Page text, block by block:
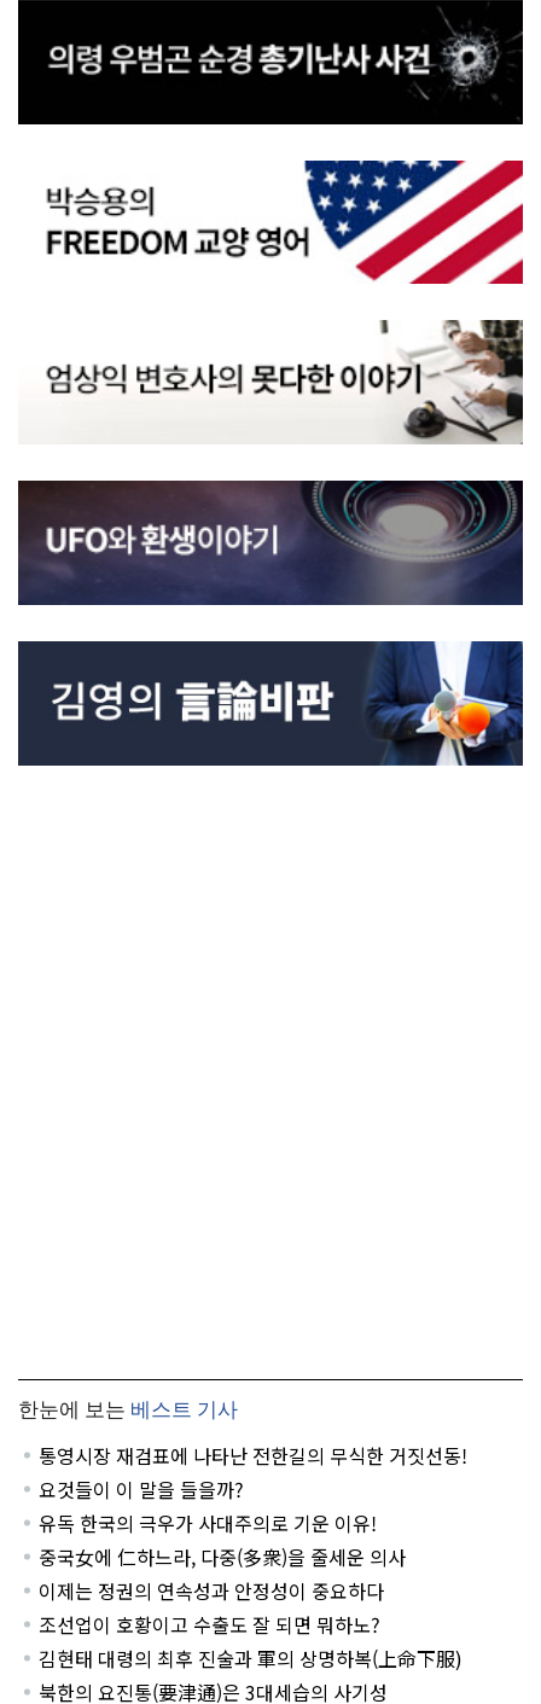
한눈에 보는 베스트 기사
통영시장 재검표에 나타난 전한길의 무식한 거짓선동!
요것들이 이 말을 들을까?
유독 한국의 극우가 사대주의로 기운 이유!
중국女에 仁하느라, 다중(多衆)을 줄세운 의사
이제는 정권의 연속성과 안정성이 중요하다
조선업이 호황이고 수출도 잘 되면 뭐하노?
김현태 대령의 최후 진술과 軍의 상명하복(上命下服)
북한의 요진통(要津通)은 3대세습의 사기성